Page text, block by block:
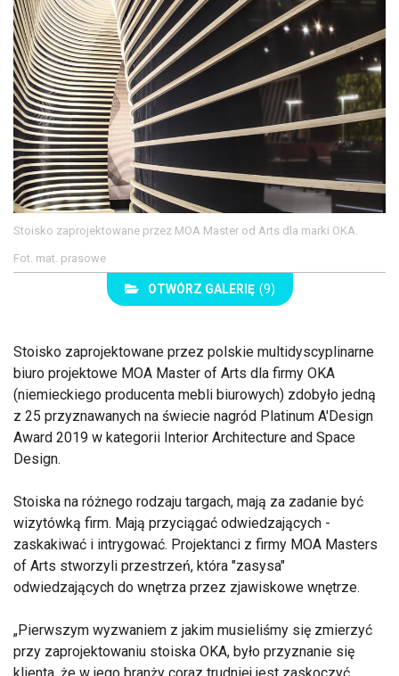
Stoisko zaprojektowane przez MOA Master od Arts dla marki OKA.
Fot. mat. prasowe
OTWÓRZ GALERIĘ (9)
Stoisko zaprojektowane przez polskie multidyscyplinarne
biuro projektowe MOA Master of Arts dla firmy OKA
(niemieckiego producenta mebli biurowych) zdobyło jedną
z 25 przyznawanych na świecie nagród Platinum A'Design
Award 2019 w kategorii Interior Architecture and Space
Design.
Stoiska na różnego rodzaju targach, mają za zadanie być
wizytówką firm. Mają przyciągać odwiedzających -
zaskakiwać i intrygować. Projektanci z firmy MOA Masters
of Arts stworzyli przestrzeń, która "zasysa"
odwiedzających do wnętrza przez zjawiskowe wnętrze.
Pierwszym wyzwaniem z jakim musieliśmy się zmierzyć
przy zaprojektowaniu stoiska OKA, było przyznanie się